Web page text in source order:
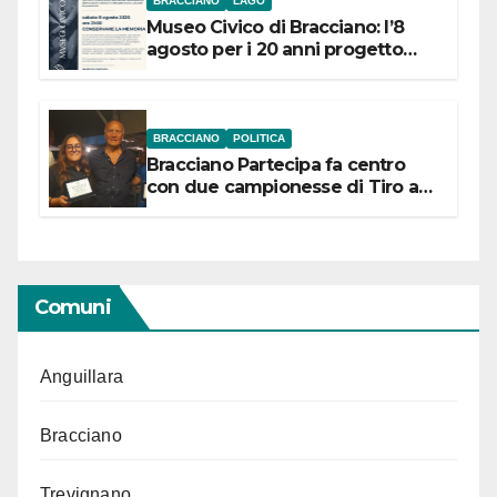
Museo Civico di Bracciano: l’8
agosto per i 20 anni progetto
BRACCIANO POLITICA
Bracciano Partecipa fa centro
con due campionesse di Tiro a
Comuni
Anguillara
Bracciano